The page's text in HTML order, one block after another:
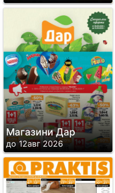
Магазини Дар
до 12авг 2026